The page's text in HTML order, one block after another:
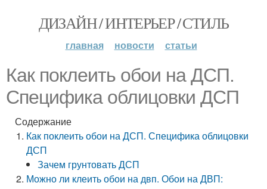
ДИЗАЙН / ИНТЕРЬЕР / СТИЛЬ
главная новости статьи
Как поклеить обои на ДСП.
Специфика облицовки ДСП
Содержание
Как поклеить обои на ДСП. Специфика облицовки
ДСП
Зачем грунтовать ДСП
Можно ли клеить обои на двп. Обои на ДВП: